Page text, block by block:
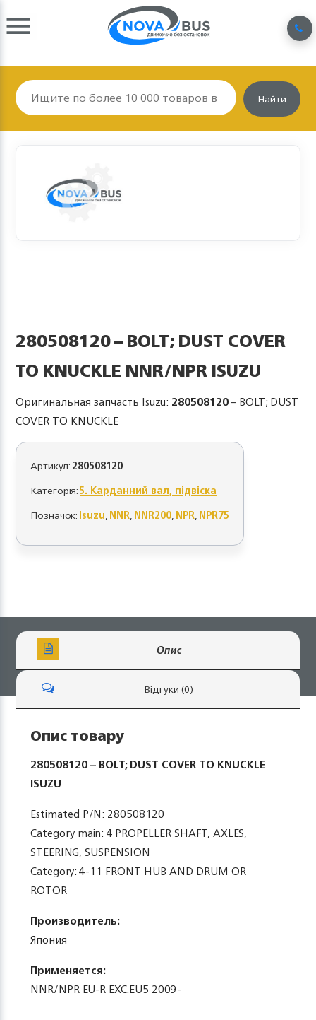
Найти
280508120 – BOLT; DUST COVER
TO KNUCKLE NNR/NPR ISUZU
Оригинальная запчасть Isuzu: 280508120– BOLT; DUST
COVER TO KNUCKLE
Артикул:280508120
Категорія:5. Карданний вал, підвіска
Позначок:Isuzu,NNR,NNR200,NPR,NPR75
Опис
Відгуки (0)
Опис товару
280508120 – BOLT; DUST COVER TO KNUCKLE
ISUZU
Estimated P/N: 280508120
Category main: 4 PROPELLER SHAFT, AXLES,
STEERING, SUSPENSION
Category: 4-11 FRONT HUB AND DRUM OR
ROTOR
Производитель:
Япония
Применяется:
NNR/NPR EU-R EXC.EU5 2009-